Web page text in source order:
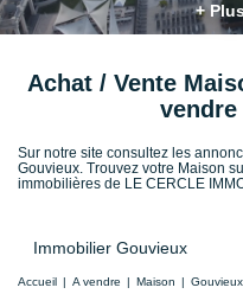
+
Achat / Vente
Sur notre site consultez les
Gouvieux. Trouvez votre Maison
immobilières de LE CERCLE
Immobilier Gouvieux
Accueil A vendre Maison Gouvieux